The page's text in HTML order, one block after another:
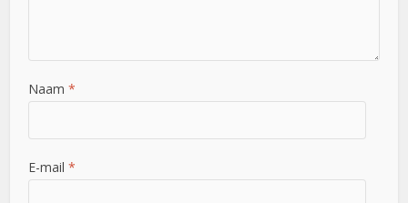
Naam*
E-mail*